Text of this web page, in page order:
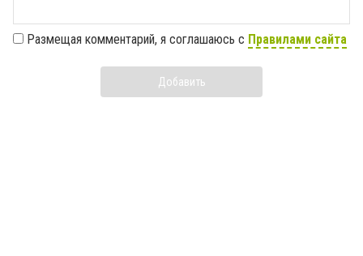
Размещая комментарий, я соглашаюсь с Правилами сайта
Добавить